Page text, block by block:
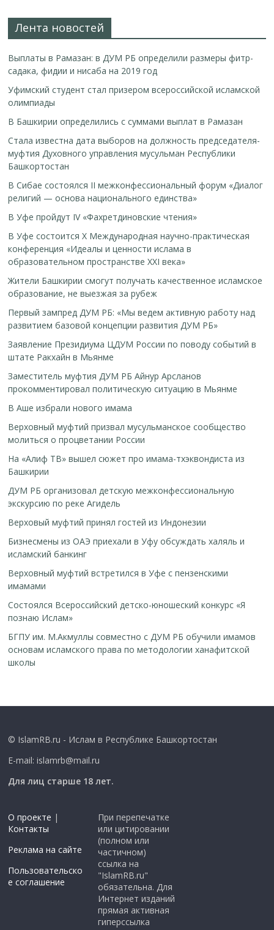
Лента новостей
Выплаты в Рамазан: в ДУМ РБ определили размеры фитр-
садака, фидии и нисаба на 2019 год
Уфимский студент стал призером всероссийской исламской
олимпиады
В Башкирии определились с суммами выплат в Рамазан
Стала известна дата выборов на должность председателя-
муфтия Духовного управления мусульман Республики
Башкортостан
В Сибае состоялся II межконфессиональный форум «Диалог
религий — основа национального единства»
В Уфе пройдут IV «Фахретдиновские чтения»
В Уфе состоится Х Международная научно-практическая
конференция «Идеалы и ценности ислама в
образовательном пространстве XXI века»
Жители Башкирии смогут получать качественное исламское
образование, не выезжая за рубеж
Первый зампред ДУМ РБ: «Мы ведем активную работу над
развитием базовой концепции развития ДУМ РБ»
Заявление Президиума ЦДУМ России по поводу событий в
штате Ракхайн в Мьянме
Заместитель муфтия ДУМ РБ Айнур Арсланов
прокомментировал политическую ситуацию в Мьянме
В Аше избрали нового имама
Верховный муфтий призвал мусульманское сообщество
молиться о процветании России
На «Алиф ТВ» вышел сюжет про имама-тхэквондиста из
Башкирии
ДУМ РБ организовал детскую межконфессиональную
экскурсию по реке Агидель
Верховый муфтий принял гостей из Индонезии
Бизнесмены из ОАЭ приехали в Уфу обсуждать халяль и
исламский банкинг
Верховный муфтий встретился в Уфе с пензенскими
имамами
Cостоялся Всероссийский детско-юношеский конкурс «Я
познаю Ислам»
БГПУ им. М.Акмуллы совместно с ДУМ РБ обучили имамов
основам исламского права по методологии ханафитской
школы
© IslamRB.ru - Ислам в Республике Башкортостан
E-mail: islamrb@mail.ru
Для лиц старше 18 лет.
О проекте |
Контакты
Реклама на сайте
Пользовательско
е соглашение
При перепечатке
или цитировании
(полном или
частичном)
ссылка на
"IslamRB.ru"
обязательна. Для
Интернет изданий
прямая активная
гиперссылка